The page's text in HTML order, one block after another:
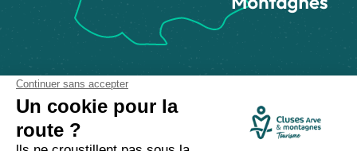
Comment venir ?
Made with by IRIS Interactive